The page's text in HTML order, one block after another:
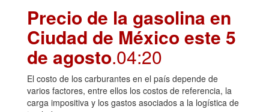
Precio de la gasolina en
Ciudad de México este 5
de agosto.04:20
El costo de los carburantes en el país depende de
varios factores, entre ellos los costos de referencia, la
carga impositiva y los gastos asociados a la logística de